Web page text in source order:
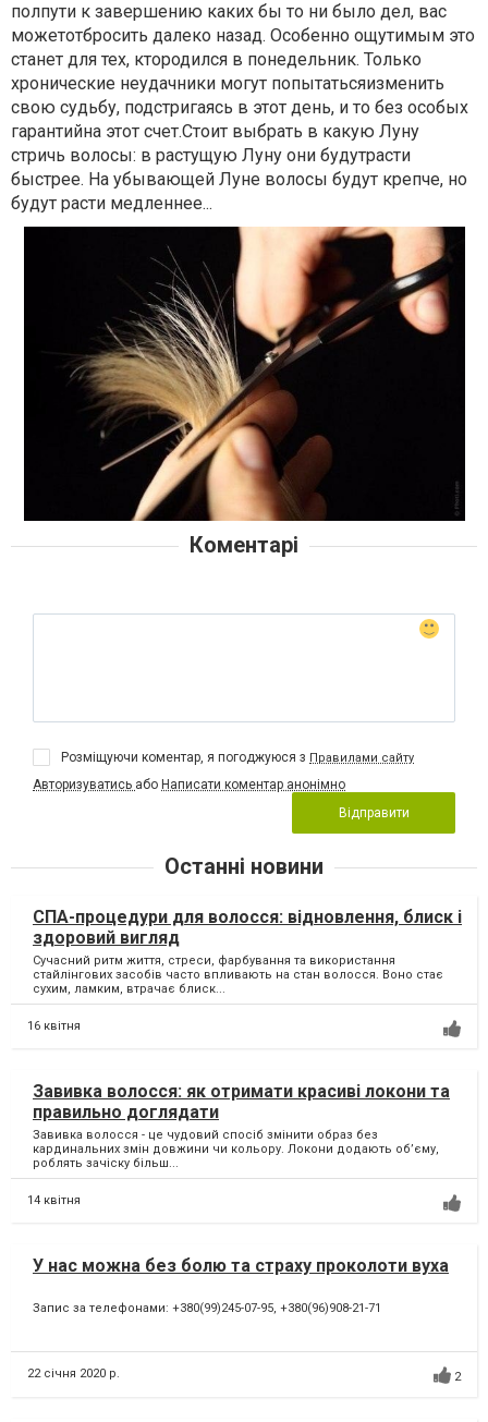
полпути к завершению каких бы то ни было дел, вас
можетотбросить далеко назад. Особенно ощутимым это
станет для тех, ктородился в понедельник. Только
хронические неудачники могут попытатьсяизменить
свою судьбу, подстригаясь в этот день, и то без особых
гарантийна этот счет.Стоит выбрать в какую Луну
стричь волосы: в растущую Луну они будутрасти
быстрее. На убывающей Луне волосы будут крепче, но
будут расти медленнее...
Коментарі
Розміщуючи коментар, я погоджуюся з Правилами сайту
Авторизуватись або Написати коментар анонімно
Відправити
Останні новини
СПА-процедури для волосся: відновлення, блиск і
здоровий вигляд
Сучасний ритм життя, стреси, фарбування та використання
стайлінгових засобів часто впливають на стан волосся. Воно стає
сухим, ламким, втрачає блиск...
16 квітня
Завивка волосся: як отримати красиві локони та
правильно доглядати
Завивка волосся - це чудовий спосіб змінити образ без
кардинальних змін довжини чи кольору. Локони додають об’єму,
роблять зачіску більш...
14 квітня
У нас можна без болю та страху проколоти вуха
Запис за телефонами: +380(99)245-07-95, +380(96)908-21-71
22 січня 2020 р. 2